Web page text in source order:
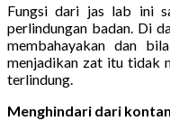
Fungsi dari jas lab ini
perlindungan badan. Di
membahayakan dan
menjadikan zat itu tidak
terlindung.
Menghindari dari